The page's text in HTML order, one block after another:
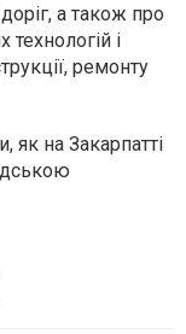
а також про
і
ремонту
як на Закарпатті